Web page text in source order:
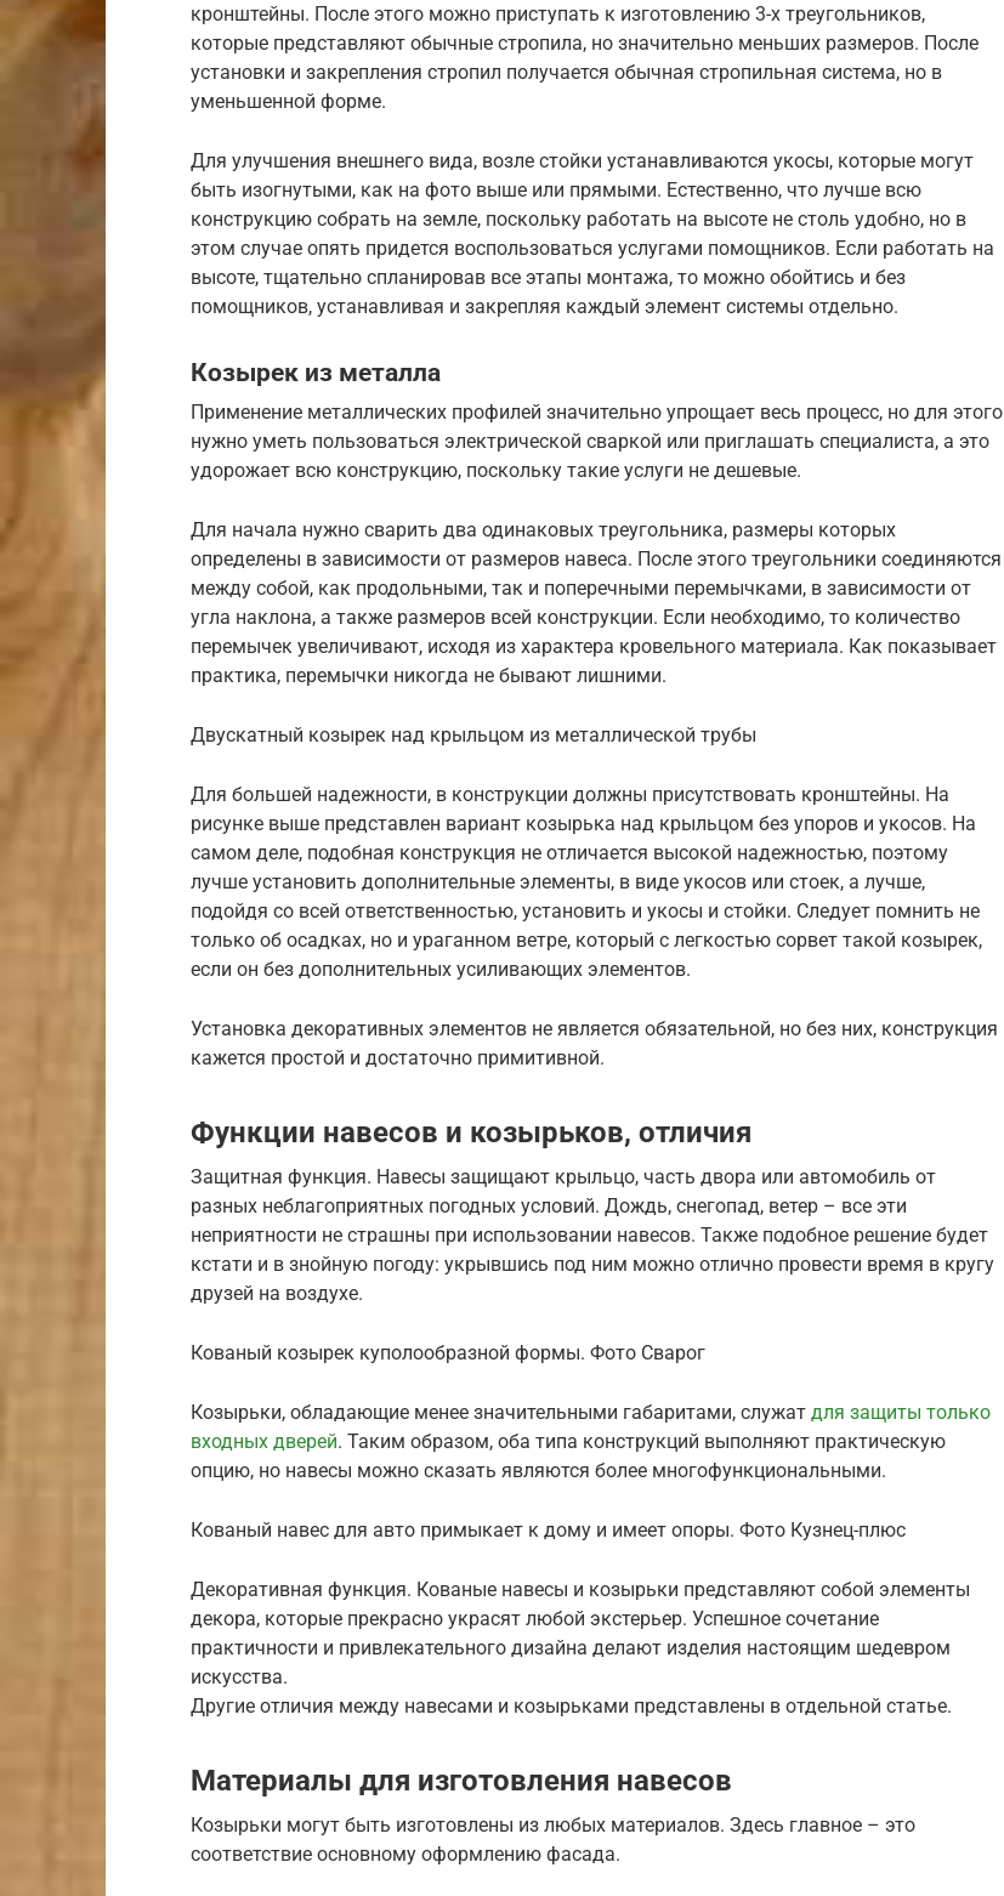
кронштейны. После этого можно приступать к изготовлению 3-х треугольников,
которые представляют обычные стропила, но значительно меньших размеров. После
установки и закрепления стропил получается обычная стропильная система, но в
уменьшенной форме.
Для улучшения внешнего вида, возле стойки устанавливаются укосы, которые могут
быть изогнутыми, как на фото выше или прямыми. Естественно, что лучше всю
конструкцию собрать на земле, поскольку работать на высоте не столь удобно, но в
этом случае опять придется воспользоваться услугами помощников. Если работать на
высоте, тщательно спланировав все этапы монтажа, то можно обойтись и без
помощников, устанавливая и закрепляя каждый элемент системы отдельно.
Козырек из металла
Применение металлических профилей значительно упрощает весь процесс, но для этого
нужно уметь пользоваться электрической сваркой или приглашать специалиста, а это
удорожает всю конструкцию, поскольку такие услуги не дешевые.
Для начала нужно сварить два одинаковых треугольника, размеры которых
определены в зависимости от размеров навеса. После этого треугольники соединяются
между собой, как продольными, так и поперечными перемычками, в зависимости от
угла наклона, а также размеров всей конструкции. Если необходимо, то количество
перемычек увеличивают, исходя из характера кровельного материала. Как показывает
практика, перемычки никогда не бывают лишними.
Двускатный козырек над крыльцом из металлической трубы
Для большей надежности, в конструкции должны присутствовать кронштейны. На
рисунке выше представлен вариант козырька над крыльцом без упоров и укосов. На
самом деле, подобная конструкция не отличается высокой надежностью, поэтому
лучше установить дополнительные элементы, в виде укосов или стоек, а лучше,
подойдя со всей ответственностью, установить и укосы и стойки. Следует помнить не
только об осадках, но и ураганном ветре, который с легкостью сорвет такой козырек,
если он без дополнительных усиливающих элементов.
Установка декоративных элементов не является обязательной, но без них, конструкция
кажется простой и достаточно примитивной.
Функции навесов и козырьков, отличия
Защитная функция. Навесы защищают крыльцо, часть двора или автомобиль от
разных неблагоприятных погодных условий. Дождь, снегопад, ветер – все эти
неприятности не страшны при использовании навесов. Также подобное решение будет
кстати и в знойную погоду: укрывшись под ним можно отлично провести время в кругу
друзей на воздухе.
Кованый козырек куполообразной формы. Фото Сварог
Козырьки, обладающие менее значительными габаритами, служат для защиты только
входных дверей. Таким образом, оба типа конструкций выполняют практическую
опцию, но навесы можно сказать являются более многофункциональными.
Кованый навес для авто примыкает к дому и имеет опоры. Фото Кузнец-плюс
Декоративная функция. Кованые навесы и козырьки представляют собой элементы
декора, которые прекрасно украсят любой экстерьер. Успешное сочетание
практичности и привлекательного дизайна делают изделия настоящим шедевром
искусства.
Другие отличия между навесами и козырьками представлены в отдельной статье.
Материалы для изготовления навесов
Козырьки могут быть изготовлены из любых материалов. Здесь главное – это
соответствие основному оформлению фасада.